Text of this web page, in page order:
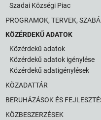
Szadai Községi Piac
PROGRAMOK, TERVEK,
KÖZÉRDEKŰ ADATOK
Közérdekű adatok
Közérdekű adatok igénylése
Közérdekű adatigénylések
KÖZADATTÁR
BERUHÁZÁSOK ÉS
KÖZBESZERZÉSEK